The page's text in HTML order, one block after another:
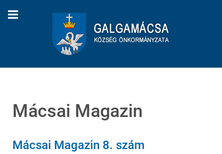
Mácsai Magazin
Mácsai Magazin 8. szám